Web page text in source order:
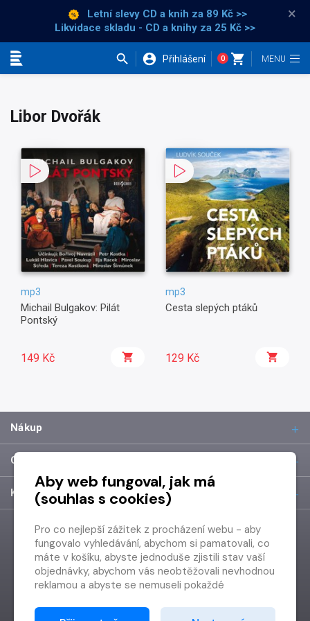
Letní slevy CD a knih za 89 Kč >>
Likvidace skladu - CD a knihy za 25 Kč >>
×
Přihlášení 0
Libor Dvořák
mp3
Michail Bulgakov: Pilát
Pontský
149 Kč
mp3
Cesta slepých ptáků
129 Kč
Nákup
O společnosti
Kontakt
Aby web fungoval, jak má
(souhlas s cookies)
Pro co nejlepší zážitek z procházení webu - aby
fungovalo vyhledávání, abychom si pamatovali, co
máte v košíku, abyste jednoduše zjistili stav vaší
objednávky, abychom vás neobtěžovali nevhodnou
reklamou a abyste se nemuseli pokaždé